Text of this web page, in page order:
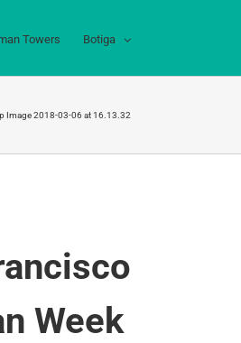
Towers Botiga
Image 2018-03-06 at 16.13.32
Week